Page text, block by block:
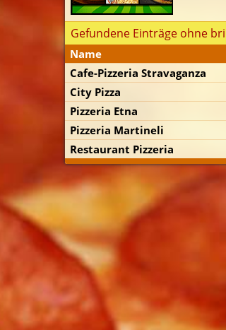
zuerst)
Gefundene Einträge ohne
Name
Cafe-Pizzeria Stravaganza
City Pizza
Pizzeria Etna
Pizzeria Martineli
Restaurant Pizzeria